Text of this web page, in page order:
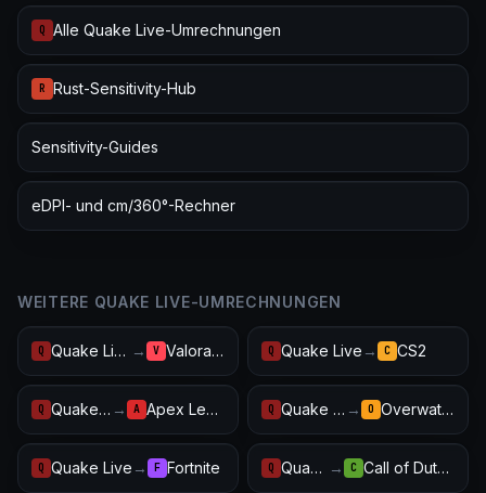
Q Alle Quake Live-Umrechnungen
R Rust-Sensitivity-Hub
Sensitivity-Guides
eDPI- und cm/360°-Rechner
WEITERE QUAKE LIVE-UMRECHNUNGEN
Q Quake Live → V Valorant Q Quake Live → C CS2
Q Quake Live → A Apex Legends Q Quake Live → O Overwatch 2
Q Quake Live → F Fortnite Q Quake Live → C Call of Duty: Warzone